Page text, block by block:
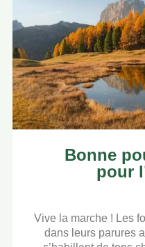
Bonne
pour
Vive la marche ! Les
dans leurs parures